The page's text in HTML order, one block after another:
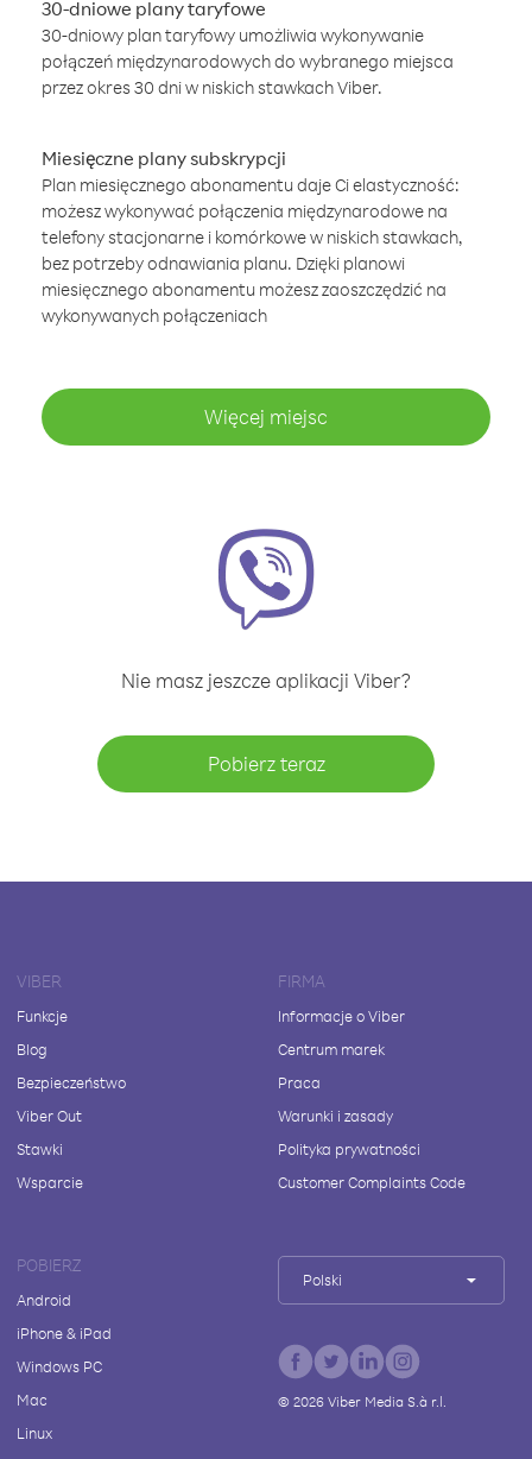
30-dniowe plany taryfowe
30-dniowy plan taryfowy umożliwia wykonywanie
połączeń międzynarodowych do wybranego miejsca
przez okres 30 dni w niskich stawkach Viber.
Miesięczne plany subskrypcji
Plan miesięcznego abonamentu daje Ci elastyczność:
możesz wykonywać połączenia międzynarodowe na
telefony stacjonarne i komórkowe w niskich stawkach,
bez potrzeby odnawiania planu. Dzięki planowi
miesięcznego abonamentu możesz zaoszczędzić na
wykonywanych połączeniach
Więcej miejsc
Nie masz jeszcze aplikacji Viber?
Pobierz teraz
VIBER
Funkcje
Blog
Bezpieczeństwo
Viber Out
Stawki
Wsparcie
FIRMA
Informacje o Viber
Centrum marek
Praca
Warunki i zasady
Polityka prywatności
Customer Complaints Code
POBIERZ
Android
iPhone & iPad
Windows PC
Mac
Linux
Polski
© 2026Viber Media S.à r.l.